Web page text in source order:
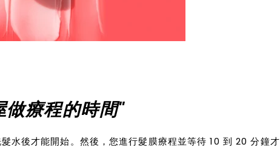
做療程的時間"
水後才能開始。然後，您進行髮膜療程並等待 10 到 20 分鐘才